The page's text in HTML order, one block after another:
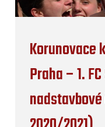
Korunovace
Praha – 1.